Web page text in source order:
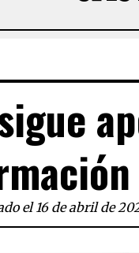
el 16 de abril de